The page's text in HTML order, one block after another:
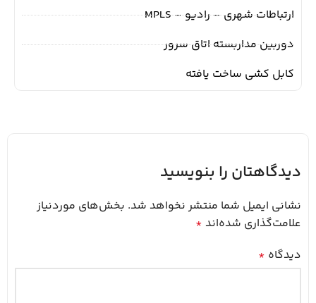
ارتباطات شهری – رادیو – MPLS
دوربین مداربسته اتاق سرور
کابل کشی ساخت یافته
دیدگاهتان را بنویسید
نشانی ایمیل شما منتشر نخواهد شد. بخش‌های موردنیاز
علامت‌گذاری شده‌اند *
دیدگاه *